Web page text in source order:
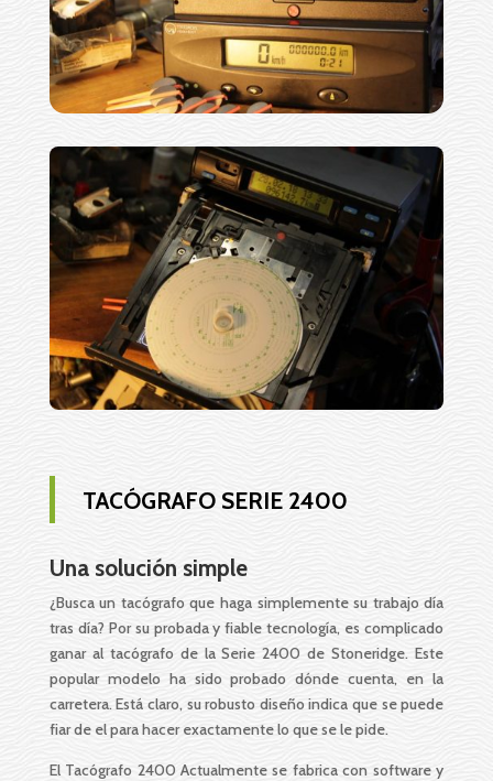
TACÓGRAFO SERIE 2400
Una solución simple
¿Busca un tacógrafo que haga simplemente su trabajo día
tras día? Por su probada y fiable tecnología, es complicado
ganar al tacógrafo de la Serie 2400 de Stoneridge. Este
popular modelo ha sido probado dónde cuenta, en la
carretera. Está claro, su robusto diseño indica que se puede
fiar de el para hacer exactamente lo que se le pide.
El Tacógrafo 2400 Actualmente se fabrica con software y